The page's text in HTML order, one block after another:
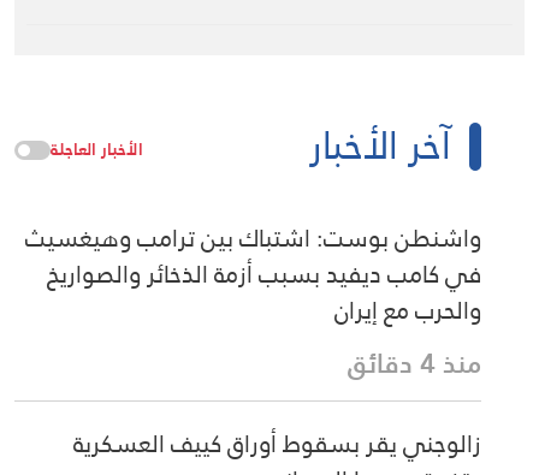
آخر الأخبار الأخبار العاجلة
واشنطن بوست: اشتباك بين ترامب وهيغسيث
في كامب ديفيد بسبب أزمة الذخائر والصواريخ
والحرب مع إيران
منذ 4 دقائق
زالوجني يقر بسقوط أوراق كييف العسكرية